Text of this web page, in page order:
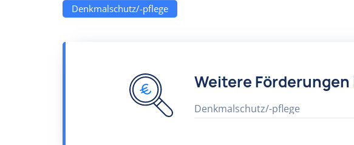
Denkmalschutz/-pflege
Weitere Förderungen
Denkmalschutz/-pflege